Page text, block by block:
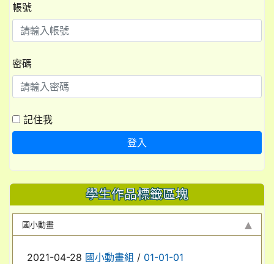
帳號
密碼
記住我
登入
學生作品標籤區塊
國小動畫
2021-04-28 國小動畫組 / 01-01-01